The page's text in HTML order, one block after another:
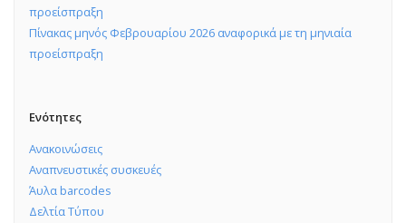
προείσπραξη
Πίνακας μηνός Φεβρουαρίου 2026 αναφορικά με τη μηνιαία
προείσπραξη
Ενότητες
Ανακοινώσεις
Αναπνευστικές συσκευές
Άυλα barcodes
Δελτία Τύπου